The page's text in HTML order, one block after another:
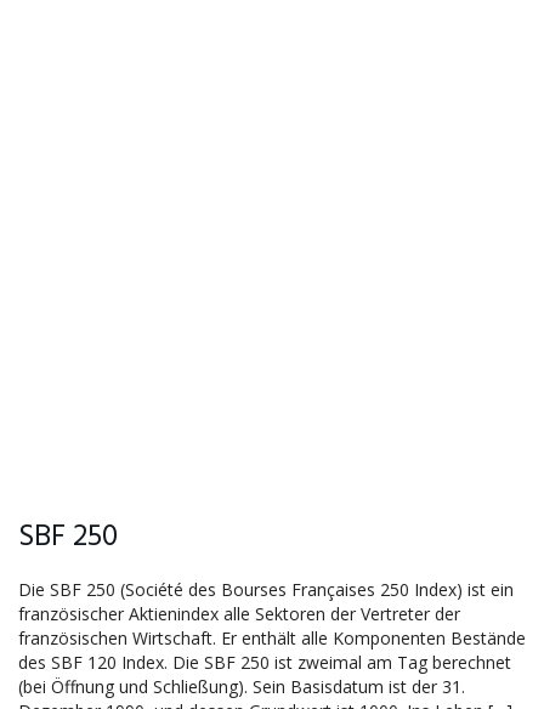
SBF 250
Die SBF 250 (Société des Bourses Françaises 250 Index) ist ein
französischer Aktienindex alle Sektoren der Vertreter der
französischen Wirtschaft. Er enthält alle Komponenten Bestände
des SBF 120 Index. Die SBF 250 ist zweimal am Tag berechnet
(bei Öffnung und Schließung). Sein Basisdatum ist der 31.